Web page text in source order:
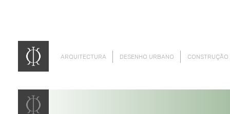
ARQUITECTURA DESENHO URBANO CONSTRUÇÃO